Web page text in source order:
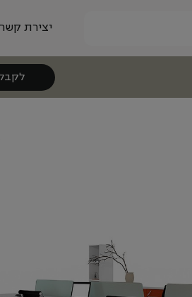
יצירת קשר